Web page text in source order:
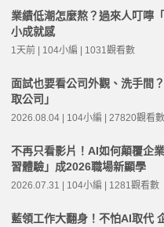
業績低潮怎麼熬？過來人叮嚀
小成就感
1天前 | 104小編 | 1031觀看數
面試也要看公司外觀、洗手間
取公司」
2026.08.04 | 104小編 | 27820觀看數
不再只看影片！AI如何顛覆企
習體驗」成2026職場新顯學
2026.07.31 | 104小編 | 1281觀看數
藍領工作大翻身！不怕AI取代